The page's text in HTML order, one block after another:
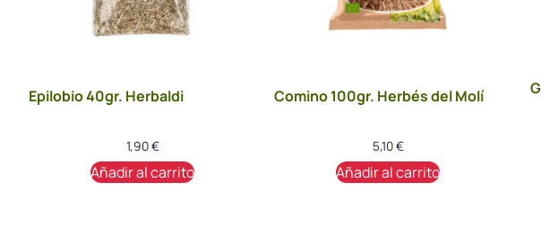
Epilobio 40gr. Herbaldi
1,90€
Añadir al carrito
Comino 100gr. Herbés del Molí
5,10€
Añadir al carrito